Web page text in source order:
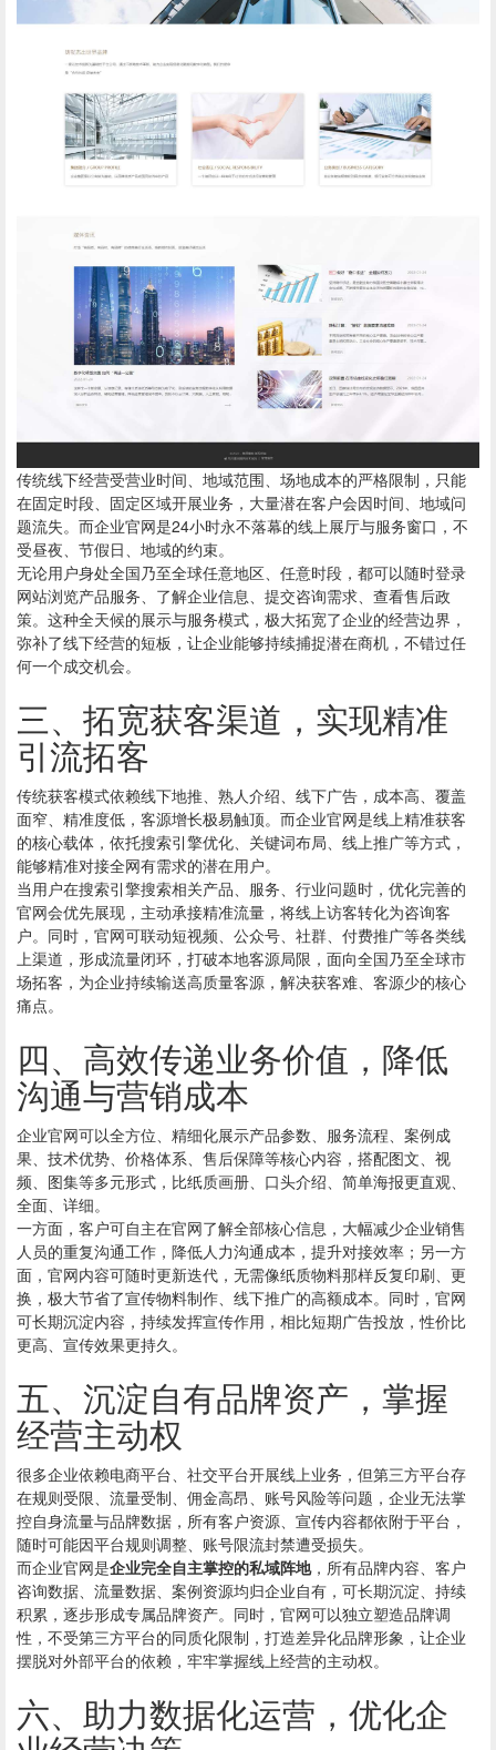
传统线下经营受营业时间、地域范围、场地成本的严格限制，只能
在固定时段、固定区域开展业务，大量潜在客户会因时间、地域问
题流失。而企业官网是24小时永不落幕的线上展厅与服务窗口，不
受昼夜、节假日、地域的约束。
无论用户身处全国乃至全球任意地区、任意时段，都可以随时登录
网站浏览产品服务、了解企业信息、提交咨询需求、查看售后政
策。这种全天候的展示与服务模式，极大拓宽了企业的经营边界，
弥补了线下经营的短板，让企业能够持续捕捉潜在商机，不错过任
何一个成交机会。
三、拓宽获客渠道，实现精准
引流拓客
传统获客模式依赖线下地推、熟人介绍、线下广告，成本高、覆盖
面窄、精准度低，客源增长极易触顶。而企业官网是线上精准获客
的核心载体，依托搜索引擎优化、关键词布局、线上推广等方式，
能够精准对接全网有需求的潜在用户。
当用户在搜索引擎搜索相关产品、服务、行业问题时，优化完善的
官网会优先展现，主动承接精准流量，将线上访客转化为咨询客
户。同时，官网可联动短视频、公众号、社群、付费推广等各类线
上渠道，形成流量闭环，打破本地客源局限，面向全国乃至全球市
场拓客，为企业持续输送高质量客源，解决获客难、客源少的核心
痛点。
四、高效传递业务价值，降低
沟通与营销成本
企业官网可以全方位、精细化展示产品参数、服务流程、案例成
果、技术优势、价格体系、售后保障等核心内容，搭配图文、视
频、图集等多元形式，比纸质画册、口头介绍、简单海报更直观、
全面、详细。
一方面，客户可自主在官网了解全部核心信息，大幅减少企业销售
人员的重复沟通工作，降低人力沟通成本，提升对接效率；另一方
面，官网内容可随时更新迭代，无需像纸质物料那样反复印刷、更
换，极大节省了宣传物料制作、线下推广的高额成本。同时，官网
可长期沉淀内容，持续发挥宣传作用，相比短期广告投放，性价比
更高、宣传效果更持久。
五、沉淀自有品牌资产，掌握
经营主动权
很多企业依赖电商平台、社交平台开展线上业务，但第三方平台存
在规则受限、流量受制、佣金高昂、账号风险等问题，企业无法掌
控自身流量与品牌数据，所有客户资源、宣传内容都依附于平台，
随时可能因平台规则调整、账号限流封禁遭受损失。
而企业官网是企业完全自主掌控的私域阵地，所有品牌内容、客户
咨询数据、流量数据、案例资源均归企业自有，可长期沉淀、持续
积累，逐步形成专属品牌资产。同时，官网可以独立塑造品牌调
性，不受第三方平台的同质化限制，打造差异化品牌形象，让企业
摆脱对外部平台的依赖，牢牢掌握线上经营的主动权。
六、助力数据化运营，优化企